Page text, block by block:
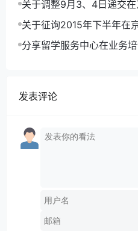
关于调整9月3、4日递交
关于征询2015年下半年在
才计划的通知
分享留学服务中心在业务
发表评论